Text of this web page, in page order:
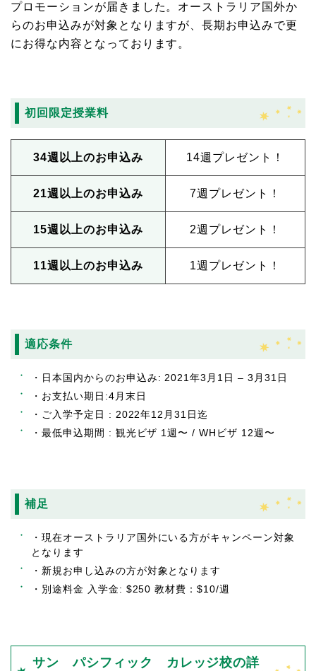
プロモーションが届きました。オーストラリア国外か
らのお申込みが対象となりますが、長期お申込みで更
にお得な内容となっております。
初回限定授業料
34週以上のお申込み 14週プレゼント！
21週以上のお申込み 7週プレゼント！
15週以上のお申込み 2週プレゼント！
11週以上のお申込み 1週プレゼント！
適応条件
・⽇本国内からのお申込み: 2021年3⽉1⽇ – 3⽉31⽇
・お⽀払い期⽇:4⽉末⽇
・ご⼊学予定⽇ : 2022年12⽉31⽇迄
・最低申込期間 : 観光ビザ 1週〜 / WHビザ 12週〜
補足
・現在オーストラリア国外にいる方がキャンペーン対象
となります
・新規お申し込みの方が対象となります
・別途料金 入学金: $250 教材費：$10/週
サン パシフィック カレッジ校の詳